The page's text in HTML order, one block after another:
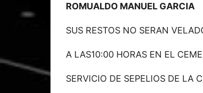
ROMUALDO MANUEL GARCIA
SUS RESTOS NO SERAN
A LAS10:00 HORAS EN EL
SERVICIO DE SEPELIOS DE LA